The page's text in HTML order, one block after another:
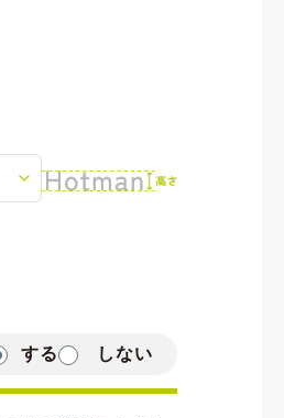
する しない